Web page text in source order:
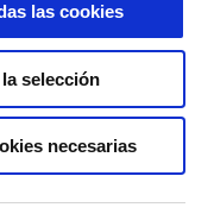
las cookies
selección
necesarias
WEB LOCAL ES